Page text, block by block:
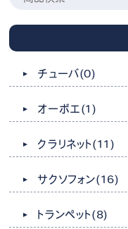
チューバ(0)
オーボエ (1)
クラリネット(11)
サクソフォン(16)
トランペット(8)